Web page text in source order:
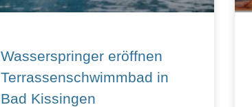
Wasserspringer eröffnen
Terrassenschwimmbad in
Bad Kissingen